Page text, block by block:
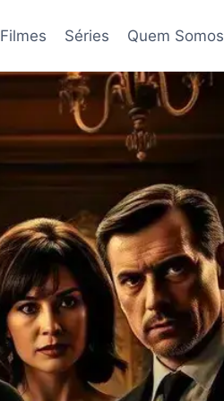
Filmes Séries Quem Somos